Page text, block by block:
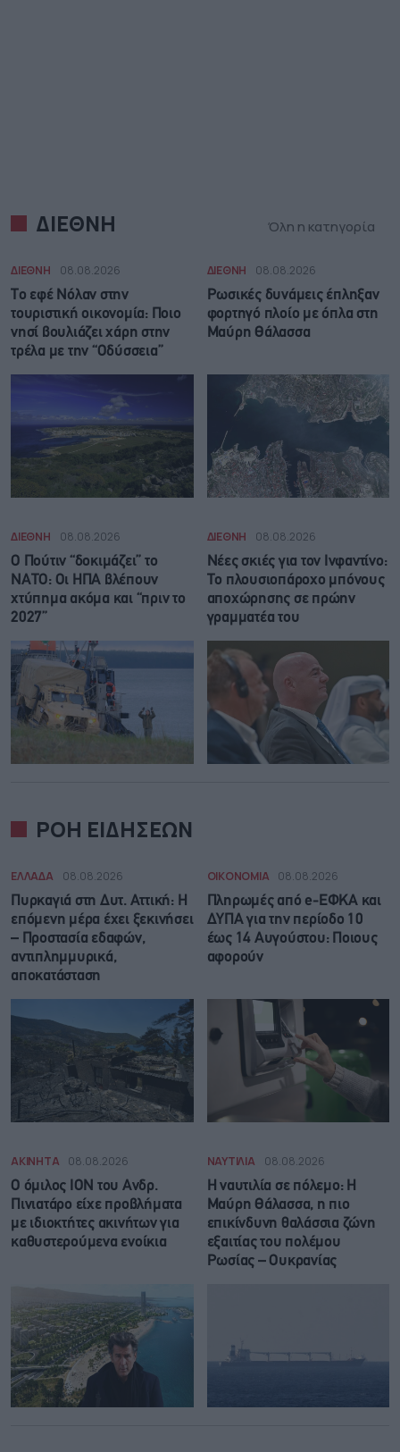
ΔΙΕΘΝΗ Όλη η κατηγορία
ΔΙΕΘΝΗ 08.08.2026
Το εφέ Νόλαν στην
τουριστική οικονομία: Ποιο
νησί βουλιάζει χάρη στην
τρέλα με την “Οδύσσεια”
ΔΙΕΘΝΗ 08.08.2026
Ρωσικές δυνάμεις έπληξαν
φορτηγό πλοίο με όπλα στη
Μαύρη Θάλασσα
ΔΙΕΘΝΗ 08.08.2026
Ο Πούτιν “δοκιμάζει” το
ΝΑΤΟ: Οι ΗΠΑ βλέπουν
χτύπημα ακόμα και “πριν το
2027”
ΔΙΕΘΝΗ 08.08.2026
Νέες σκιές για τον Ινφαντίνο:
Το πλουσιοπάροχο μπόνους
αποχώρησης σε πρώην
γραμματέα του
ΡΟΗ ΕΙΔΗΣΕΩΝ
ΕΛΛΑΔΑ 08.08.2026
Πυρκαγιά στη Δυτ. Αττική: Η
επόμενη μέρα έχει ξεκινήσει
– Προστασία εδαφών,
αντιπλημμυρικά,
αποκατάσταση
ΟΙΚΟΝΟΜΙΑ 08.08.2026
Πληρωμές από e-ΕΦΚΑ και
ΔΥΠΑ για την περίοδο 10
έως 14 Αυγούστου: Ποιους
αφορούν
ΑΚΙΝΗΤΑ 08.08.2026
Ο όμιλος ΙΟΝ του Ανδρ.
Πινιατάρο είχε προβλήματα
με ιδιοκτήτες ακινήτων για
καθυστερούμενα ενοίκια
ΝΑΥΤΙΛΙΑ 08.08.2026
Η ναυτιλία σε πόλεμο: Η
Μαύρη Θάλασσα, η πιο
επικίνδυνη θαλάσσια ζώνη
εξαιτίας του πολέμου
Ρωσίας – Ουκρανίας